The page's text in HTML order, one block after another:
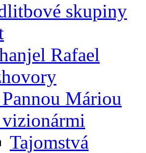
skupiny
Rafael
Pannou Máriou
vizionármi
Tajomstvá